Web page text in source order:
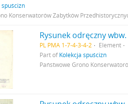
spuścizn
Konserwatorów Zabytków
PL PMA 1-7-4-3-4-2 Element
Part ofKolekcja spuścizn
Państwowe Grono